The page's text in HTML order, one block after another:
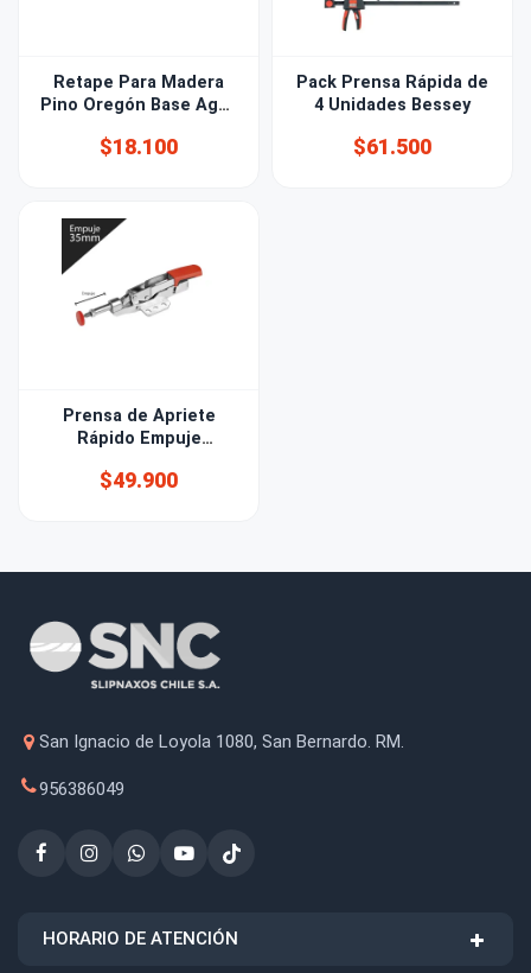
Retape Para Madera
Pino Oregón Base Agua
$18.100
Pack Prensa Rápida de
4 Unidades Bessey
$61.500
Prensa de Apriete
Rápido Empuje
Bessey
$49.900
San Ignacio de Loyola 1080, San Bernardo. RM.
956386049
HORARIO DE ATENCIÓN